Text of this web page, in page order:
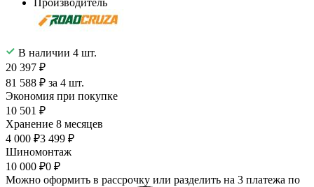
В наличии 4 шт.
20 397 ₽
81 588 ₽ за 4 шт.
Экономия при покупке
10 501 ₽
Хранение 8 месяцев
4 000 ₽3 499 ₽
Шиномонтаж
10 000 ₽0 ₽
Можно оформить в рассрочку или разделить на 3 платежа по